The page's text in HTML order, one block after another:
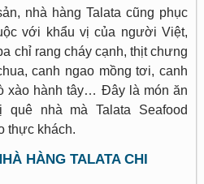
nhà hàng Talata cũng phục
với khẩu vị của người Việt,
chỉ rang cháy cạnh, thịt chưng
canh ngao mồng tơi, canh
xào hành tây… Đây là món ăn
nhà mà Talata Seafood
thực khách.
HÀNG TALATA CHI